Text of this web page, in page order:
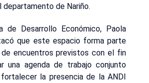
de Nariño.
de Desarrollo Económico, Paola
que este espacio forma parte
encuentros previstos con el fin
una agenda de trabajo conjunto
la presencia de la ANDI